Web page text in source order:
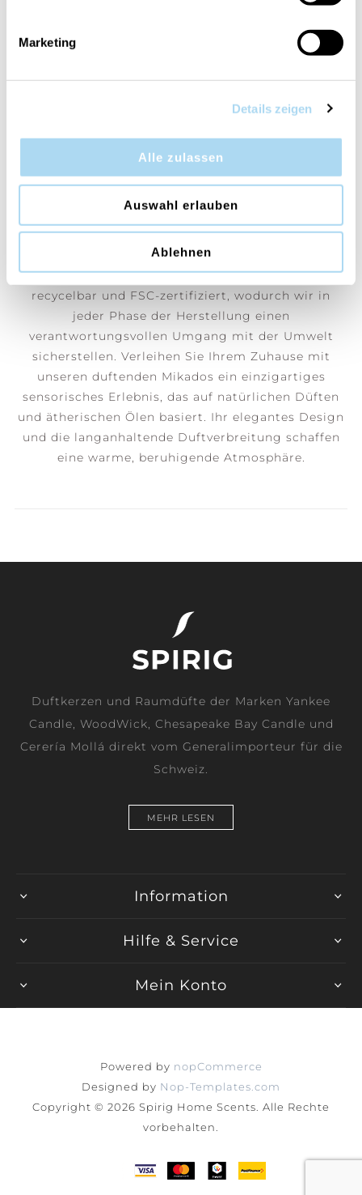
Marketing
Details zeigen
Alle zulassen
Auswahl erlauben
Ablehnen
Orange Blossom & Ginger
Ein erfrischender Duft, der tiefe Ruhe mit einer
Welle frischer Erneuerung verbindet.
handwerkliches Know-how und setzen auf
Produktionsmethoden, die unvergleichliche
Qualität garantieren. Unsere Verpackungen sind
recycelbar und FSC-zertifiziert, wodurch wir in
jeder Phase der Herstellung einen
verantwortungsvollen Umgang mit der Umwelt
sicherstellen. Verleihen Sie Ihrem Zuhause mit
unseren duftenden Mikados ein einzigartiges
sensorisches Erlebnis, das auf natürlichen Düften
und ätherischen Ölen basiert. Ihr elegantes Design
und die langanhaltende Duftverbreitung schaffen
eine warme, beruhigende Atmosphäre.
Duftkerzen und Raumdüfte der Marken Yankee
Candle, WoodWick, Chesapeake Bay Candle und
Cerería Mollá direkt vom Generalimporteur für die
Schweiz.
MEHR LESEN
Information
Hilfe & Service
Mein Konto
Powered by nopCommerce
Designed by Nop-Templates.com
Copyright © 2026 Spirig Home Scents. Alle Rechte
vorbehalten.